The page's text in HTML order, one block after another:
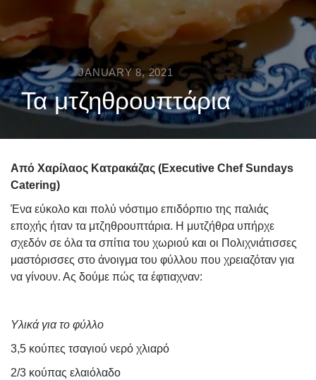
JANUARY 8, 2021
Τα μτζηθρουπτάρια
Από Χαρίλαος Κατρακάζας (Executive Chef Sundays
Catering)
Ένα εύκολο και πολύ νόστιμο επιδόρπιο της παλιάς
εποχής ήταν τα μτζηθρουπτάρια. Η μυτζήθρα υπήρχε
σχεδόν σε όλα τα σπίτια του χωριού και οι Πολιχνιάτισσες
μαστόρισσες στο άνοιγμα του φύλλου που χρειαζόταν για
να γίνουν. Ας δούμε πώς τα έφτιαχναν:
Υλικά για το φύλλο
3,5 κούπες τσαγιού νερό χλιαρό
2/3 κούπας ελαιόλαδο